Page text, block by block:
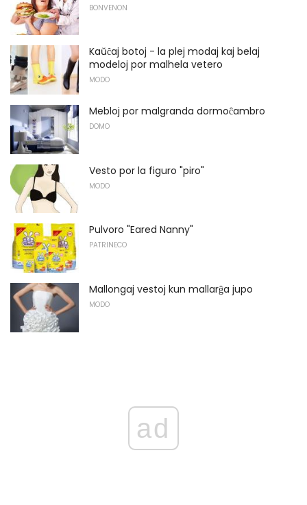
BONVENON
Kaŭĉaj botoj - la plej modaj kaj belaj
modeloj por malhela vetero
MODO
Mebloj por malgranda dormoĉambro
DOMO
Vesto por la figuro "piro"
MODO
Pulvoro "Eared Nanny"
PATRINECO
Mallongaj vestoj kun mallarĝa jupo
MODO
ad